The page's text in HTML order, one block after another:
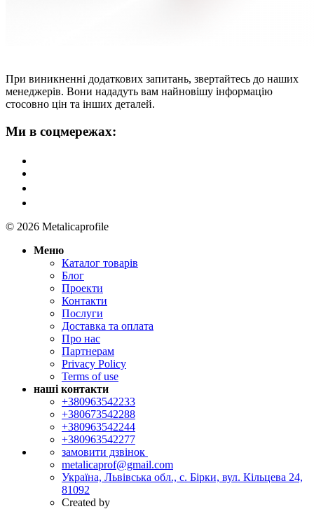
При виникненні додаткових запитань, звертайтесь до наших
менеджерів. Вони нададуть вам найновішу інформацію
стосовно цін та інших деталей.
Ми в соцмережах:
© 2026 Metalicaprofile
Меню
Каталог товарів
Блог
Проекти
Контакти
Послуги
Доставка та оплата
Про нас
Партнерам
Privacy Policy
Terms of use
наші контакти
+380963542233
+380673542288
+380963542244
+380963542277
замовити дзвінок
metalicaprof@gmail.com
Україна, Львівська обл., с. Бірки, вул. Кільцева 24,
81092
Created by